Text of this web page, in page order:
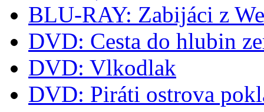
BLU-RAY: Zabijáci z
DVD: Cesta do hlubin
DVD: Vlkodlak
DVD: Piráti ostrova